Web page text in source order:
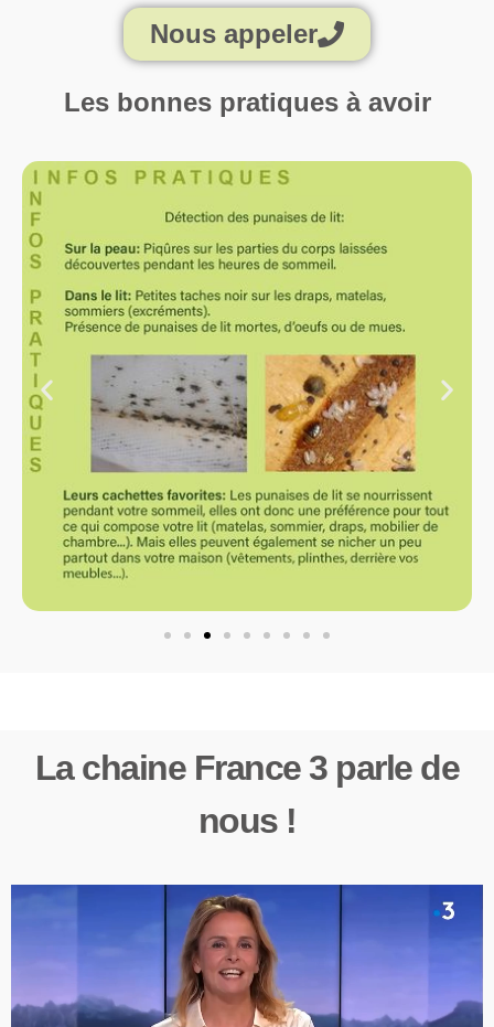
Nous appeler
Les bonnes pratiques à avoir
La chaine France 3 parle de
nous !